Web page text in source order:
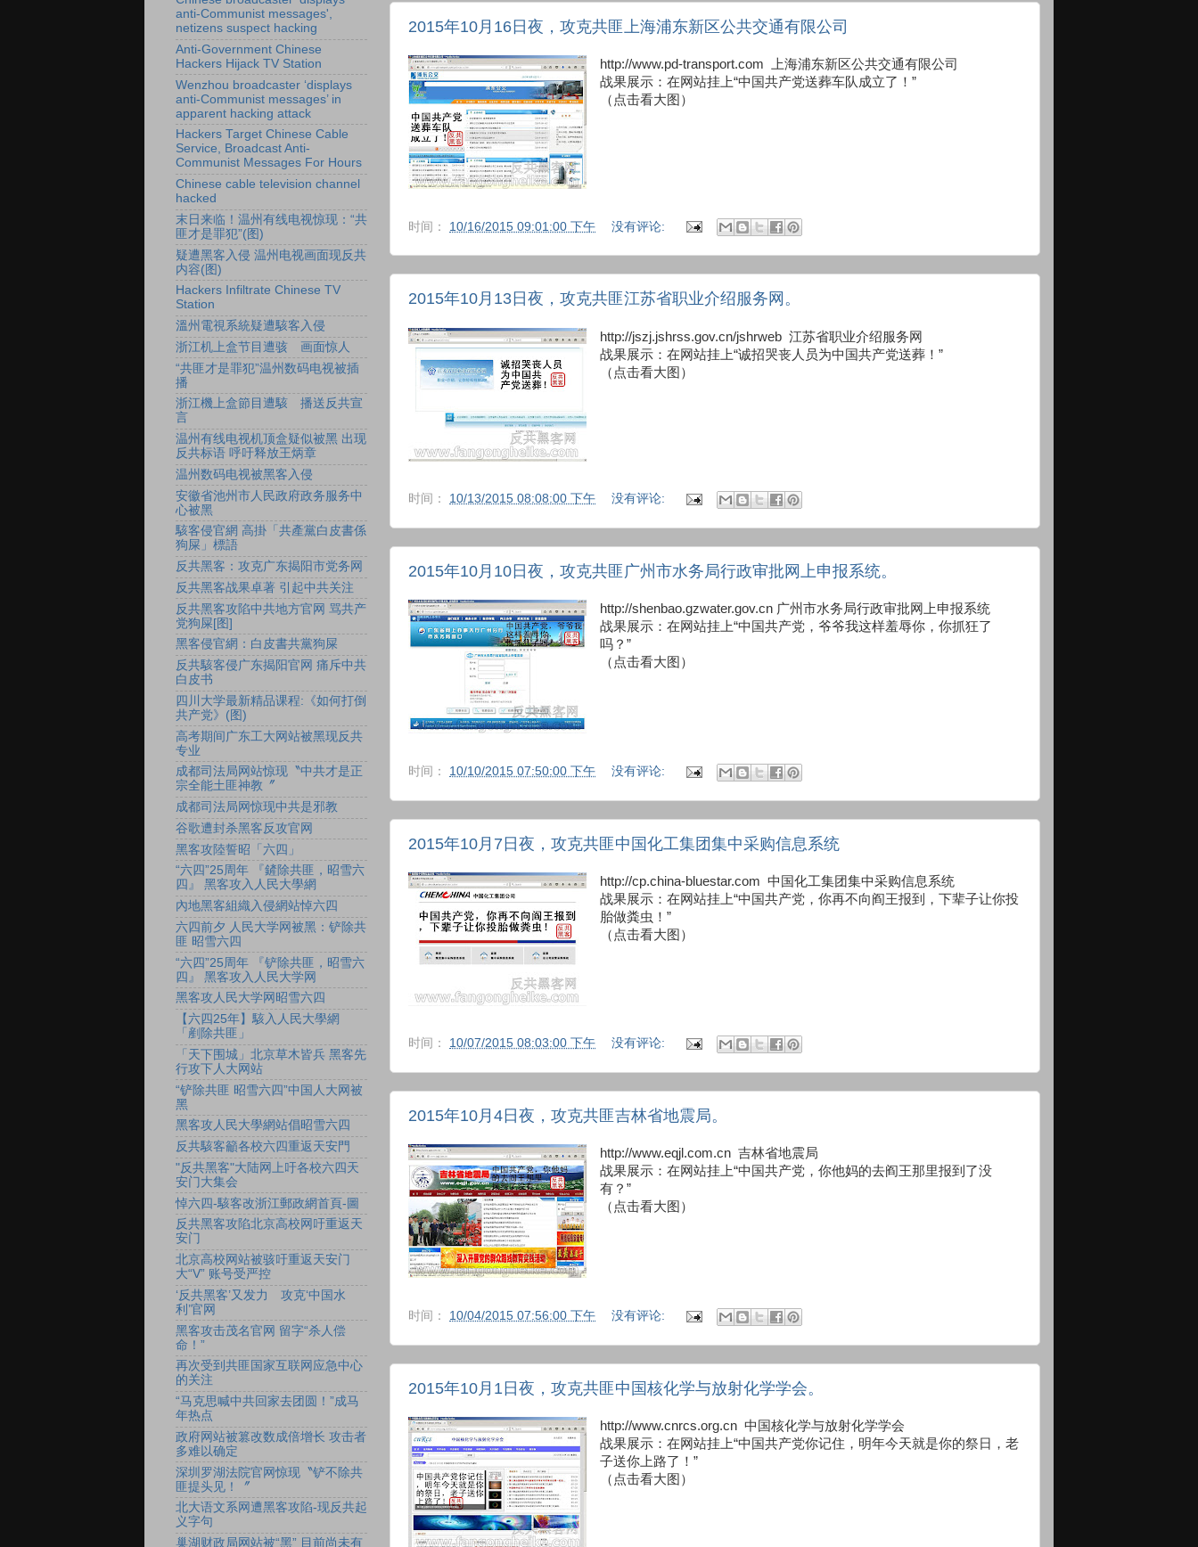
2015年10月16日夜，攻克共匪上海浦东新区公共交通有限公司
http://www.pd-transport.com 上海浦东新区公共交通有限公司
战果展示：在网站挂上“中国共产党送葬车队成立了！”
（点击看大图）
时间： 10/16/2015 09:01:00 下午 没有评论:
2015年10月13日夜，攻克共匪江苏省职业介绍服务网。
http://jszj.jshrss.gov.cn/jshrweb 江苏省职业介绍服务网
战果展示：在网站挂上“诚招哭丧人员为中国共产党送葬！”
（点击看大图）
时间： 10/13/2015 08:08:00 下午 没有评论:
2015年10月10日夜，攻克共匪广州市水务局行政审批网上申报系统。
http://shenbao.gzwater.gov.cn 广州市水务局行政审批网上申报系统
战果展示：在网站挂上“中国共产党，爷爷我这样羞辱你，你抓狂了
吗？”
（点击看大图）
时间： 10/10/2015 07:50:00 下午 没有评论:
2015年10月7日夜，攻克共匪中国化工集团集中采购信息系统
http://cp.china-bluestar.com 中国化工集团集中采购信息系统
战果展示：在网站挂上“中国共产党，你再不向阎王报到，下辈子让你投
胎做粪虫！”
（点击看大图）
时间： 10/07/2015 08:03:00 下午 没有评论:
2015年10月4日夜，攻克共匪吉林省地震局。
http://www.eqjl.com.cn 吉林省地震局
战果展示：在网站挂上“中国共产党，你他妈的去阎王那里报到了没
有？”
（点击看大图）
时间： 10/04/2015 07:56:00 下午 没有评论:
2015年10月1日夜，攻克共匪中国核化学与放射化学学会。
http://www.cnrcs.org.cn 中国核化学与放射化学学会
战果展示：在网站挂上“中国共产党你记住，明年今天就是你的祭日，老
子送你上路了！”
（点击看大图）
anti-Communist messages',
netizens suspect hacking
Anti-Government Chinese
Hackers Hijack TV Station
Wenzhou broadcaster ‘displays
anti-Communist messages’ in
apparent hacking attack
Hackers Target Chinese Cable
Service, Broadcast Anti-
Communist Messages For Hours
Chinese cable television channel
hacked
末日来临！温州有线电视惊现：“共
匪才是罪犯”(图)
疑遭黑客入侵 温州电视画面现反共
内容(图)
Hackers Infiltrate Chinese TV
Station
溫州電視系統疑遭駭客入侵
浙江机上盒节目遭骇 画面惊人
“共匪才是罪犯”温州数码电视被插
播
浙江機上盒節目遭駭 播送反共宣
言
温州有线电视机顶盒疑似被黑 出现
反共标语 呼吁释放王炳章
温州数码电视被黑客入侵
安徽省池州市人民政府政务服务中
心被黑
駭客侵官網 高掛「共產黨白皮書係
狗屎」標語
反共黑客：攻克广东揭阳市党务网
反共黑客战果卓著 引起中共关注
反共黑客攻陷中共地方官网 骂共产
党狗屎[图]
黑客侵官網：白皮書共黨狗屎
反共駭客侵广东揭阳官网 痛斥中共
白皮书
四川大学最新精品课程:《如何打倒
共产党》(图)
高考期间广东工大网站被黑现反共
专业
成都司法局网站惊现〝中共才是正
宗全能土匪神教〞
成都司法局网惊现中共是邪教
谷歌遭封杀黑客反攻官网
黑客攻陸誓昭「六四」
“六四”25周年 『鏟除共匪，昭雪六
四』 黑客攻入人民大學網
內地黑客組織入侵網站悼六四
六四前夕 人民大学网被黑：铲除共
匪 昭雪六四
“六四”25周年 『铲除共匪，昭雪六
四』 黑客攻入人民大学网
黑客攻人民大学网昭雪六四
【六四25年】駭入人民大學網
「剷除共匪」
「天下围城」北京草木皆兵 黑客先
行攻下人大网站
“铲除共匪 昭雪六四”中国人大网被
黑
黑客攻人民大學網站倡昭雪六四
反共駭客籲各校六四重返天安門
"反共黑客"大陆网上吁各校六四天
安门大集会
悼六四-駭客改浙江郵政網首頁-圖
反共黑客攻陷北京高校网吁重返天
安门
北京高校网站被骇吁重返天安门
大“V” 账号受严控
‘反共黑客’又发力 攻克‘中国水
利’官网
黑客攻击茂名官网 留字“杀人偿
命！”
再次受到共匪国家互联网应急中心
的关注
“马克思喊中共回家去团圆！”成马
年热点
政府网站被篡改数成倍增长 攻击者
多难以确定
深圳罗湖法院官网惊现〝铲不除共
匪提头见！〞
北大语文系网遭黑客攻陷-现反共起
义字句
巢湖财政局网站被“黑” 目前尚未有